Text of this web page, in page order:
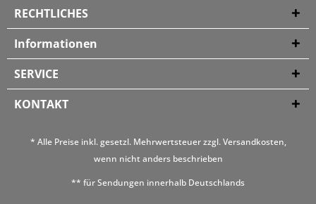
RECHTLICHES
Informationen
SERVICE
KONTAKT
* Alle Preise inkl. gesetzl. Mehrwertsteuer zzgl.Versandkosten,
wenn nicht anders beschrieben
** für Sendungen innerhalb Deutschlands